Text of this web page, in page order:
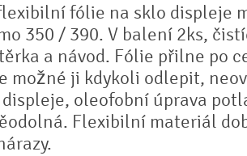
fólie na sklo displeje
350 / 390. V balení 2ks,
a návod. Fólie přilne po
možné ji kdykoli odlepit,
oleofobní úprava
Flexibilní materiál